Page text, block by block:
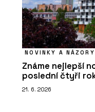
NOVINKY A NÁZORY
Známe nejlepší
poslední čtyři
21. 6. 2026